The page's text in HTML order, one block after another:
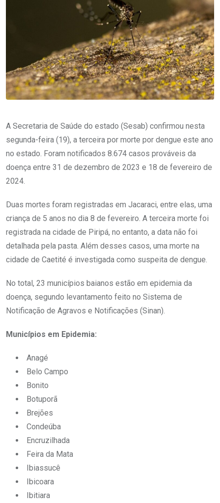
A Secretaria de Saúde do estado (Sesab) confirmou nesta
segunda-feira (19), a terceira por morte por dengue este ano
no estado. Foram notificados 8.674 casos prováveis da
doença entre 31 de dezembro de 2023 e 18 de fevereiro de
2024.
Duas mortes foram registradas em Jacaraci, entre elas, uma
criança de 5 anos no dia 8 de fevereiro. A terceira morte foi
registrada na cidade de Piripá, no entanto, a data não foi
detalhada pela pasta. Além desses casos, uma morte na
cidade de Caetité é investigada como suspeita de dengue.
No total, 23 municípios baianos estão em epidemia da
doença, segundo levantamento feito no Sistema de
Notificação de Agravos e Notificações (Sinan).
Municípios em Epidemia:
Anagé
Belo Campo
Bonito
Botuporã
Brejões
Condeúba
Encruzilhada
Feira da Mata
Ibiassucê
Ibicoara
Ibitiara